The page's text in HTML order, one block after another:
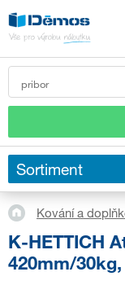
Sortiment
Kování a
K-HETTICH
420mm/